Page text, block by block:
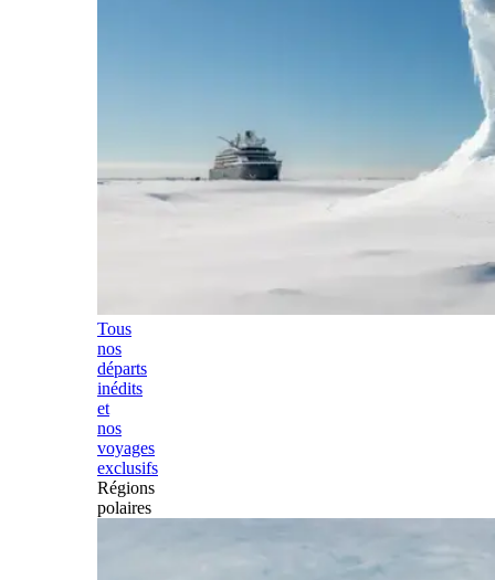
Tous
nos
départs
inédits
et
nos
voyages
exclusifs
Régions
polaires